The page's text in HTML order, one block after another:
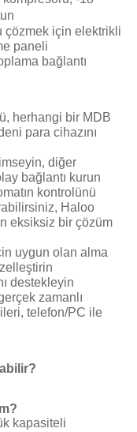
çözmek için elektrikli
paneli
bağlantı
herhangi bir MDB
para cihazını
diğer
bağlantı kurun
kontrolünü
Haloo
eksiksiz bir çözüm
uygun olan alma
destekleyin
zamanlı
telefon/PC ile
kapasiteli